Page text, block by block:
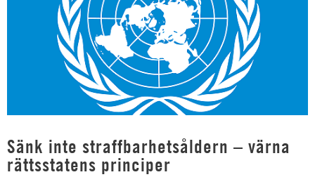
Sänk inte straffbarhetsåldern – värna
rättsstatens principer